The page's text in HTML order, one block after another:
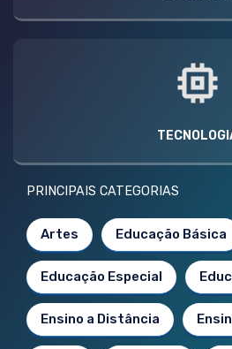
PRINCIPAIS CATEGORIAS
Artes Educação Básica
Educação Especial
Ensino a Distância